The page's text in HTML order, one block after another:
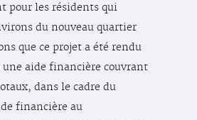
pour les résidents qui
du nouveau quartier
que ce projet a été rendu
une aide financière couvrant
dans le cadre du
financière au